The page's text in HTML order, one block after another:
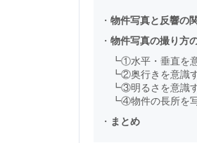
・ 物件写真と反響の
・ 物件写真の撮り方
┗①水平・垂直を
┗②奥行きを意識
┗③明るさを意識
┗④物件の長所を
・ まとめ